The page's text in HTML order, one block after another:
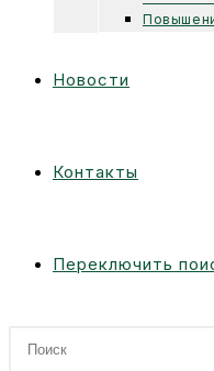
Новости
Контакты
Переключить